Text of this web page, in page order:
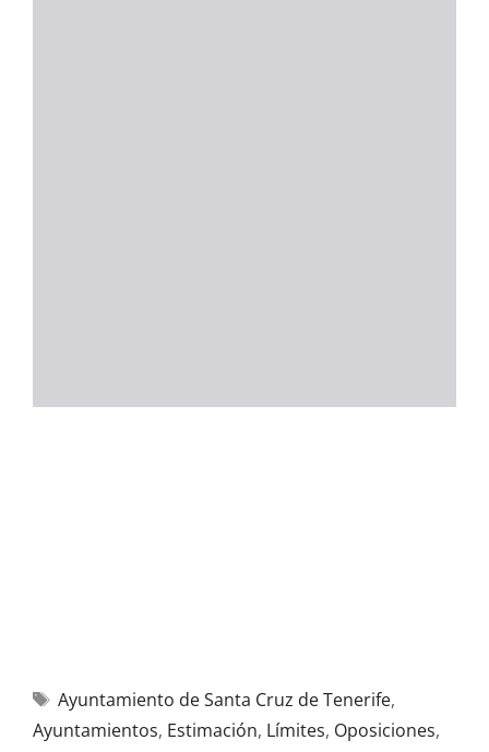
Ayuntamiento de Santa Cruz de Tenerife,
Ayuntamientos, Estimación, Límites, Oposiciones,